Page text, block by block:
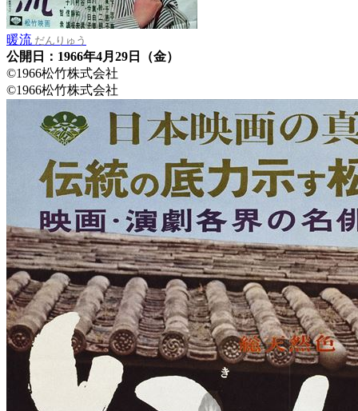
暖流 だんりゅう
公開日：1966年4月29日（金）
©1966松竹株式会社
©1966松竹株式会社